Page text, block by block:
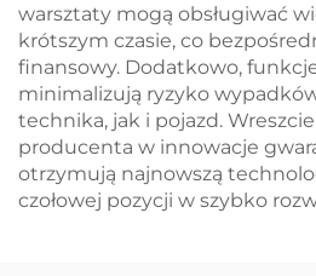
warsztaty mogą obsługiwać
krótszym czasie, co
finansowy. Dodatkowo,
minimalizują ryzyko
technika, jak i pojazd.
producenta w innowacje
otrzymują najnowszą
czołowej pozycji w szybko